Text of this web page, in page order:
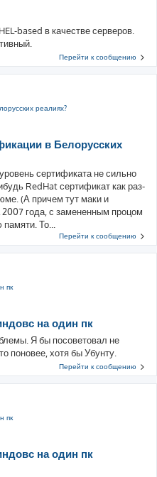
based в качестве серверов.
Перейти к сообщению
реалиях?
в Белорусских
сертификата не сильно
RedHat сертификат как раз-
(А причем тут маки и
года, с замененным процом
То...
Перейти к сообщению
пк
на один пк
Я бы посоветовал не
поновее, хотя бы Убунту.
Перейти к сообщению
пк
на один пк